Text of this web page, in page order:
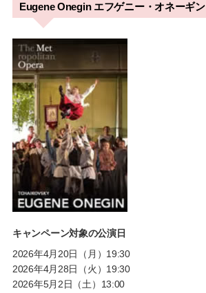
Eugene Onegin エフゲニー・オネーギン
キャンペーン対象の公演日
2026年4月20日（月）19:30
2026年4月28日（火）19:30
2026年5月2日（土）13:00